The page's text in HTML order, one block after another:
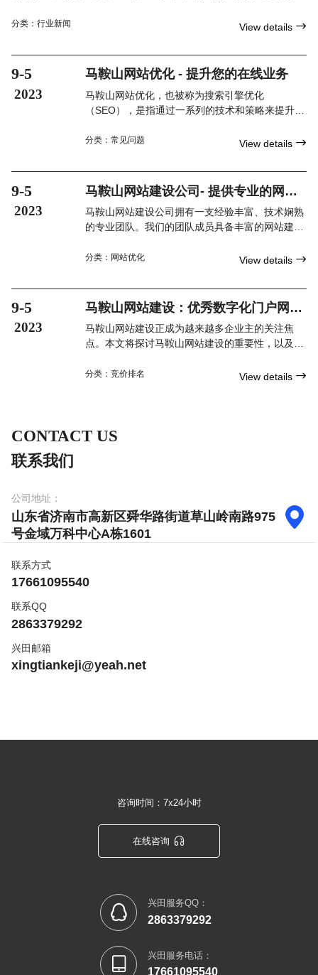
洽谈业务.谢谢合作!
分类： 行业新闻 View details 
9-5
2023
马鞍山网站优化 - 提升您的在线业务
马鞍山网站优化，也被称为搜索引擎优化
（SEO），是指通过一系列的技术和策略来提升网
马鞍山网站优化，您的网站能够得到更多的曝光，
分类： 常见问题 View details 
9-5
2023
马鞍山网站建设公司- 提供专业的网站
建设服务
马鞍山网站建设公司拥有一支经验丰富、技术娴熟
的专业团队。我们的团队成员具备丰富的网站建设
需要建设一个简单的企业门户网站，还是一个复杂
决方案。
分类： 网站优化 View details 
9-5
2023
马鞍山网站建设：优秀数字化门户网站
的关键
马鞍山网站建设正成为越来越多企业主的关注焦
点。本文将探讨马鞍山网站建设的重要性，以及关
擎中脱颖而出的优秀数字化门户网站。
分类： 竞价排名 View details 
CONTACT US
联系我们
公司地址：
山东省济南市高新区舜华路街道草山岭南路975
号金域万科中心A栋1601

联系方式
17661095540
联系QQ
2863379292
兴田邮箱
xingtiankeji@yeah.net
咨询时间：7x24小时
在线咨询 
 兴田服务QQ：
2863379292
 兴田服务电话：
17661095540